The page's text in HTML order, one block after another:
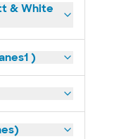
& White
)